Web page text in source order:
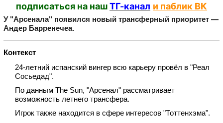
подписаться на нашТГ-канал и паблик ВК
У "Арсенала" появился новый трансферный приоритет —
Андер Барренечеа.
Контекст
24‑летний испанский вингер всю карьеру провёл в "Реал
Сосьедад".
По данным The Sun, "Арсенал" рассматривает
возможность летнего трансфера.
Игрок также находится в сфере интересов "Тоттенхэма".